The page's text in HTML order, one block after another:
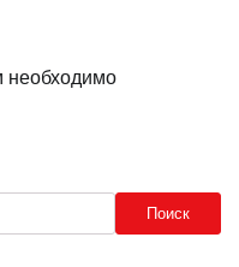
необходимо
Поиск